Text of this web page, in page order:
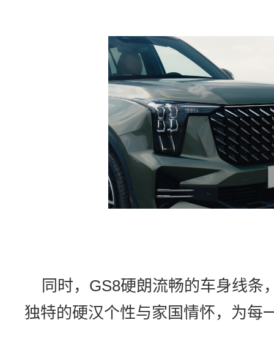
同时，GS8硬朗流畅的车身线条
独特的硬汉个性与家国情怀，为每